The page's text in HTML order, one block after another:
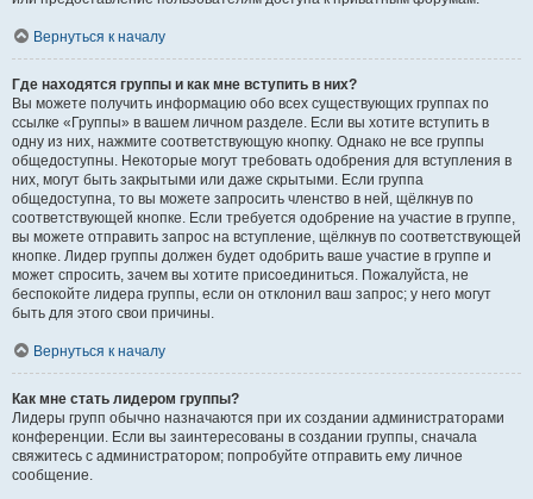
Вернуться к началу
Где находятся группы и как мне вступить в них?
Вы можете получить информацию обо всех существующих группах по
ссылке «Группы» в вашем личном разделе. Если вы хотите вступить в
одну из них, нажмите соответствующую кнопку. Однако не все группы
общедоступны. Некоторые могут требовать одобрения для вступления в
них, могут быть закрытыми или даже скрытыми. Если группа
общедоступна, то вы можете запросить членство в ней, щёлкнув по
соответствующей кнопке. Если требуется одобрение на участие в группе,
вы можете отправить запрос на вступление, щёлкнув по соответствующей
кнопке. Лидер группы должен будет одобрить ваше участие в группе и
может спросить, зачем вы хотите присоединиться. Пожалуйста, не
беспокойте лидера группы, если он отклонил ваш запрос; у него могут
быть для этого свои причины.
Вернуться к началу
Как мне стать лидером группы?
Лидеры групп обычно назначаются при их создании администраторами
конференции. Если вы заинтересованы в создании группы, сначала
свяжитесь с администратором; попробуйте отправить ему личное
сообщение.